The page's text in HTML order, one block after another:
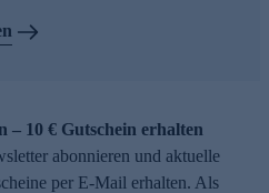
– 10 € Gutschein erhalten
abonnieren und aktuelle
per E-Mail erhalten. Als